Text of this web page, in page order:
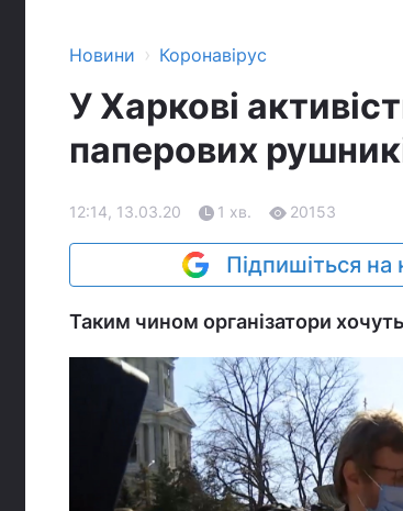
Новини › Коронавірус
У Харкові
паперових
12:14, 13.03.20 1 хв. 20153
Підпишіться на
Таким чином організатори